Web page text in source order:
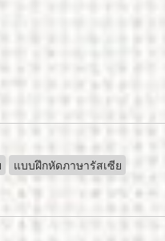
แบบฝึกหัดภาษารัสเซีย